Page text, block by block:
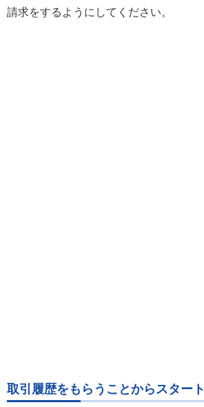
請求をするようにしてください。
取引履歴をもらうことからスタート